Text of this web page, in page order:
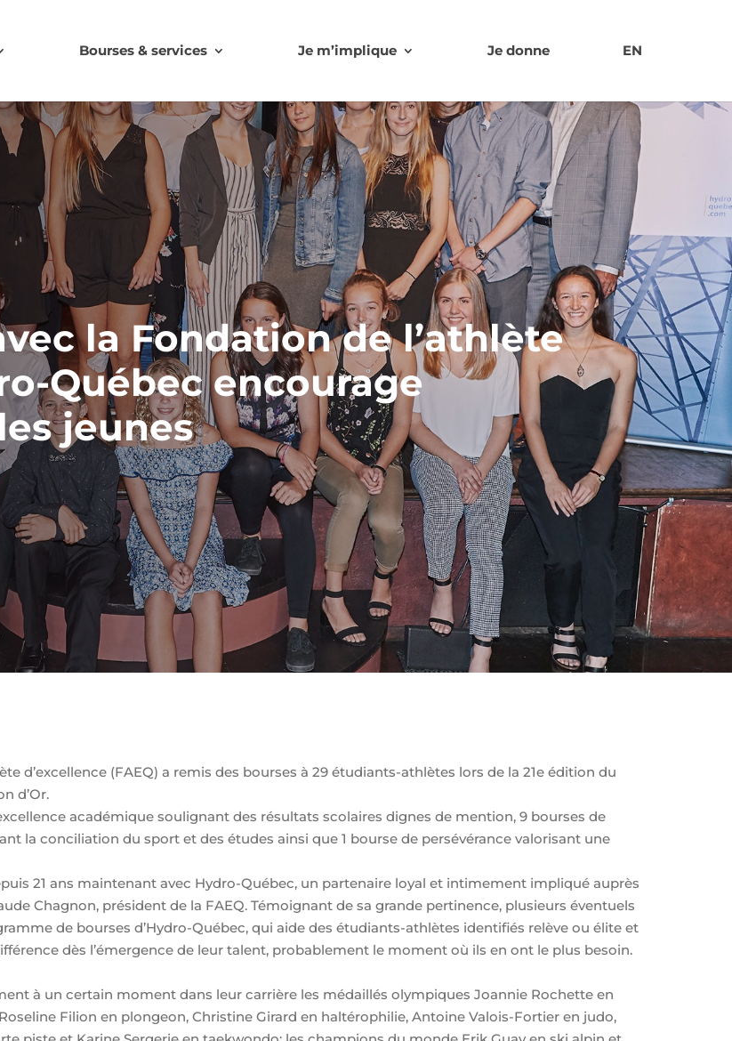
Bourses & services Je m’implique Je donne EN
la Fondation de l’athlète
Québec encourage
jeunes
d’excellence (FAEQ) a remis des bourses à 29 étudiants-athlètes lors de la 21e édition du
d’Or.
académique soulignant des résultats scolaires dignes de mention, 9 bourses de
la conciliation du sport et des études ainsi que 1 bourse de persévérance valorisant une
21 ans maintenant avec Hydro-Québec, un partenaire loyal et intimement impliqué auprès
Chagnon, président de la FAEQ. Témoignant de sa grande pertinence, plusieurs éventuels
de bourses d’Hydro-Québec, qui aide des étudiants-athlètes identifiés relève ou élite et
dès l’émergence de leur talent, probablement le moment où ils en ont le plus besoin.
à un certain moment dans leur carrière les médaillés olympiques Joannie Rochette en
Filion en plongeon, Christine Girard en haltérophilie, Antoine Valois-Fortier en judo,